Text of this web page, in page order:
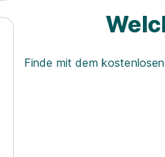
Finde mit dem